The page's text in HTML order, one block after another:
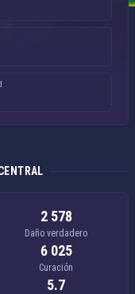
2 578
Daño verdadero
6 025
Curación
5.7